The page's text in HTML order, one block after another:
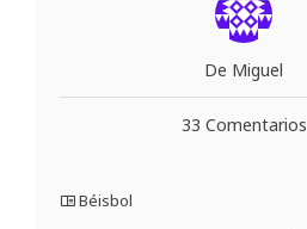
De Miguel
33 Comentarios
Béisbol